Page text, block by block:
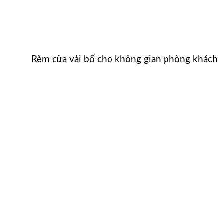
Rèm cửa vải bố cho không gian phòng khách